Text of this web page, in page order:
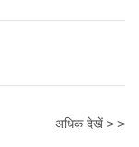
अधिक देखें > >